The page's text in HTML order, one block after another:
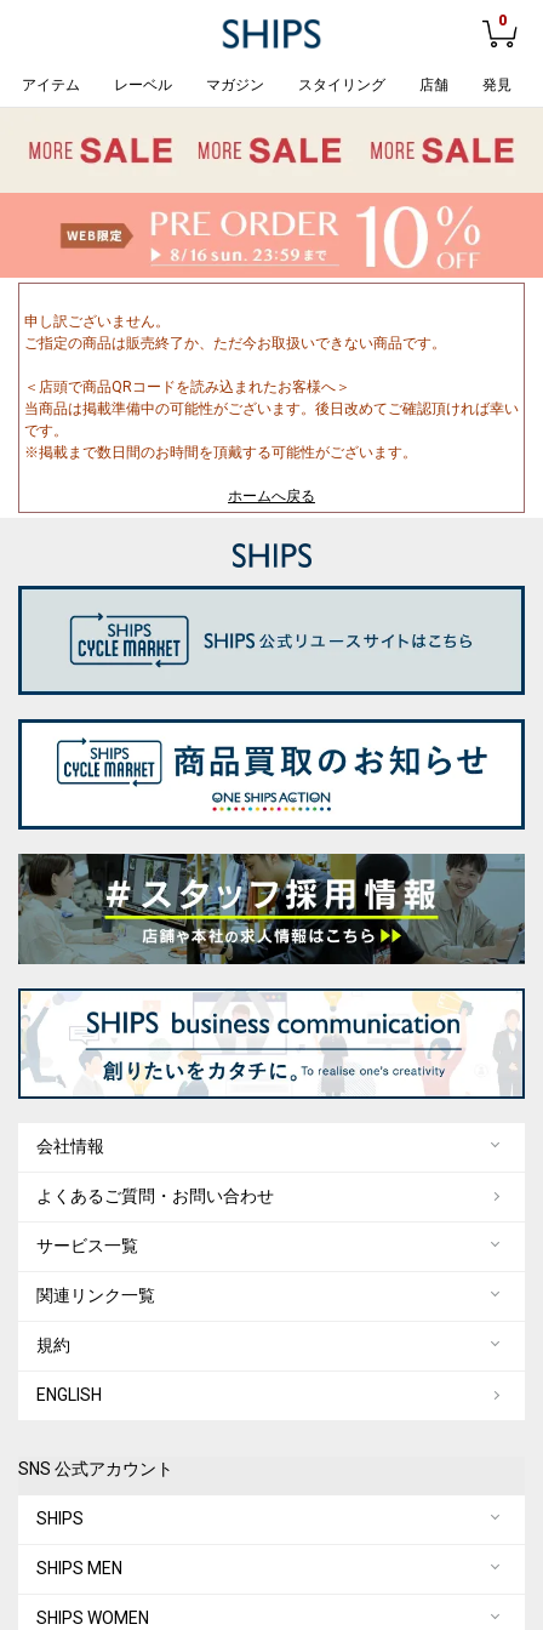
0
アイテム レーベル マガジン スタイリング 店舗 発見
申し訳ございません。
ご指定の商品は販売終了か、ただ今お取扱いできない商品です。
＜店頭で商品QRコードを読み込まれたお客様へ＞
当商品は掲載準備中の可能性がございます。後日改めてご確認頂ければ幸い
です。
※掲載まで数日間のお時間を頂戴する可能性がございます。
ホームへ戻る
会社情報
よくあるご質問・お問い合わせ
サービス一覧
関連リンク一覧
規約
ENGLISH
SNS 公式アカウント
SHIPS
SHIPS MEN
SHIPS WOMEN